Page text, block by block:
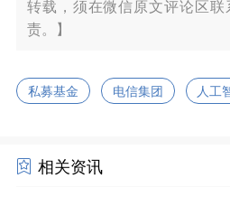
转载，须在微信原文评论区
责。】
私募基金 电信集团 人工
相关资讯